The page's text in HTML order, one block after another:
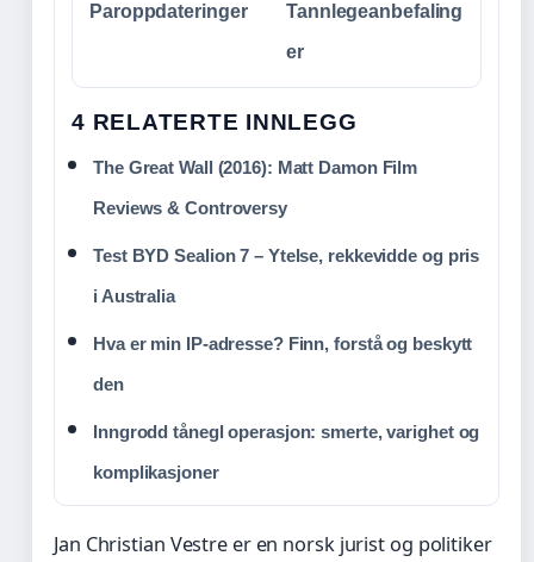
Paroppdateringer
Tannlegeanbefaling
er
4 RELATERTE INNLEGG
The Great Wall (2016): Matt Damon Film
Reviews & Controversy
Test BYD Sealion 7 – Ytelse, rekkevidde og pris
i Australia
Hva er min IP-adresse? Finn, forstå og beskytt
den
Inngrodd tånegl operasjon: smerte, varighet og
komplikasjoner
Jan Christian Vestre er en norsk jurist og politiker